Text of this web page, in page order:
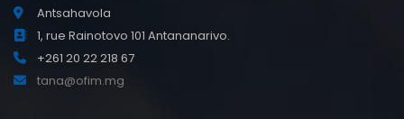
Antsahavola
1, rue Rainotovo 101 Antananarivo.
+261 20 22 218 67
tana@ofim.mg